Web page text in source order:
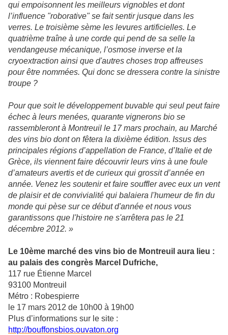
qui empoisonnent les meilleurs vignobles et dont
l’influence "roborative" se fait sentir jusque dans les
verres. Le troisième sème les levures artificielles. Le
quatrième traîne à une corde qui pend de sa selle la
vendangeuse mécanique, l’osmose inverse et la
cryoextraction ainsi que d'autres choses trop affreuses
pour être nommées. Qui donc se dressera contre la sinistre
troupe ?
Pour que soit le développement buvable qui seul peut faire
échec à leurs menées, quarante vignerons bio se
rassembleront à Montreuil le 17 mars prochain, au Marché
des vins bio dont on fêtera la dixième édition. Issus des
principales régions d’appellation de France, d’Italie et de
Grèce, ils viennent faire découvrir leurs vins à une foule
d’amateurs avertis et de curieux qui grossit d’année en
année. Venez les soutenir et faire souffler avec eux un vent
de plaisir et de convivialité qui balaiera l'humeur de fin du
monde qui pèse sur ce début d'année et nous vous
garantissons que l'histoire ne s'arrêtera pas le 21
décembre 2012. »
Le 10ème marché des vins bio de Montreuil aura lieu :
au palais des congrès Marcel Dufriche,
117 rue Étienne Marcel
93100 Montreuil
Métro : Robespierre
le 17 mars 2012 de 10h00 à 19h00
Plus d’informations sur le site :
http://bouffonsbios.ouvaton.org